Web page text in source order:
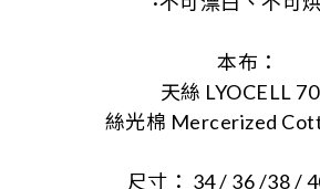
本布：
天絲 LYOCELL
絲光棉 Mercerized
尺寸： 34 / 36 /38 /